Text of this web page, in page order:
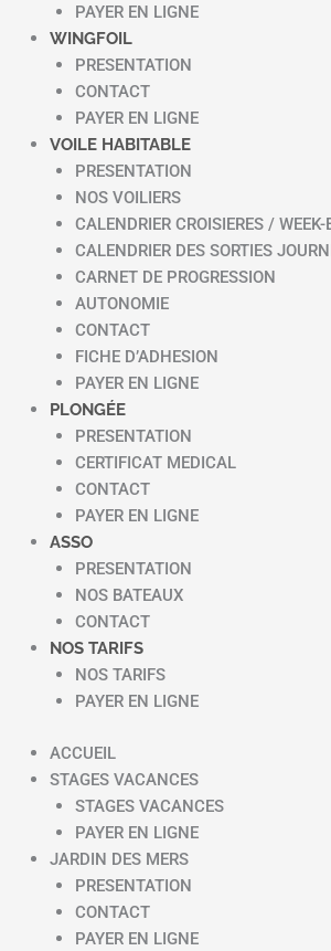
PAYER EN LIGNE
WINGFOIL
PRESENTATION
CONTACT
PAYER EN LIGNE
VOILE HABITABLE
PRESENTATION
NOS VOILIERS
CALENDRIER CROISIERES /
CALENDRIER DES SORTIES
CARNET DE PROGRESSION
AUTONOMIE
CONTACT
FICHE D’ADHESION
PAYER EN LIGNE
PLONGÉE
PRESENTATION
CERTIFICAT MEDICAL
CONTACT
PAYER EN LIGNE
ASSO
PRESENTATION
NOS BATEAUX
CONTACT
NOS TARIFS
NOS TARIFS
PAYER EN LIGNE
ACCUEIL
STAGES VACANCES
STAGES VACANCES
PAYER EN LIGNE
JARDIN DES MERS
PRESENTATION
CONTACT
PAYER EN LIGNE